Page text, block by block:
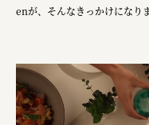
ユウキ食品株式会社
株式会社ニューテ
PALAB
enが、そんなきっかけになり